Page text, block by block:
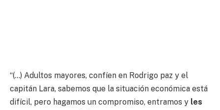
“(…) Adultos mayores, confíen en Rodrigo paz y el
capitán Lara, sabemos que la situación económica está
difícil, pero hagamos un compromiso, entramos y les